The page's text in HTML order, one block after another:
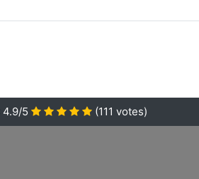
4.9/5 (111 votes)